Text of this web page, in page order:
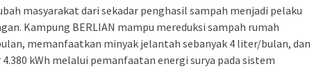
masyarakat dari sekadar penghasil sampah menjadi pelaku
Kampung BERLIAN mampu mereduksi sampah rumah
memanfaatkan minyak jelantah sebanyak 4 liter/bulan, dan
kWh melalui pemanfaatan energi surya pada sistem